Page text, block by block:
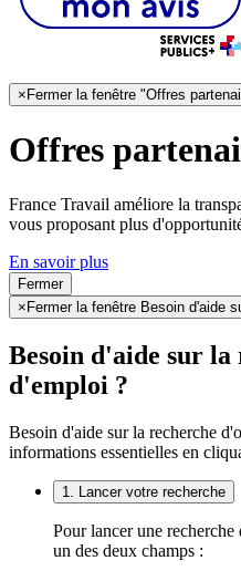
× Fermer la fenêtre "Offres
Offres
France Travail améliore la
vous proposant plus
En savoir plus
Fermer
× Fermer la fenêtre Besoin d'aide
Besoin d'aide sur
d'emploi ?
Besoin d'aide sur la recherche
informations essentielles en
1. Lancer votre recherche
Pour lancer une
un des deux champs :